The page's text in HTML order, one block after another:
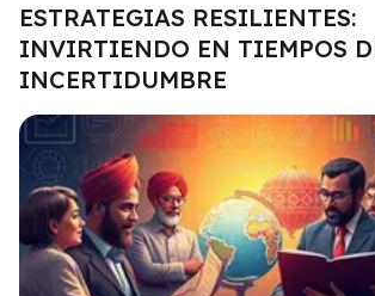
ESTRATEGIAS RESILIENTES:
INVIRTIENDO EN TIEMPOS
INCERTIDUMBRE